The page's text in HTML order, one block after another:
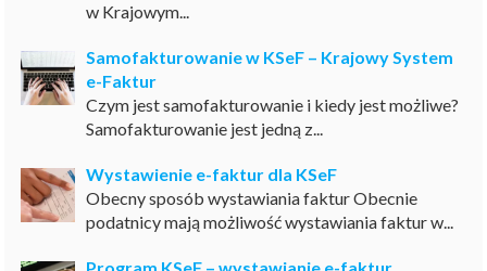
w Krajowym...
Samofakturowanie w KSeF – Krajowy System
e-Faktur
Czym jest samofakturowanie i kiedy jest możliwe?
Samofakturowanie jest jedną z...
Wystawienie e-faktur dla KSeF
Obecny sposób wystawiania faktur Obecnie
podatnicy mają możliwość wystawiania faktur w...